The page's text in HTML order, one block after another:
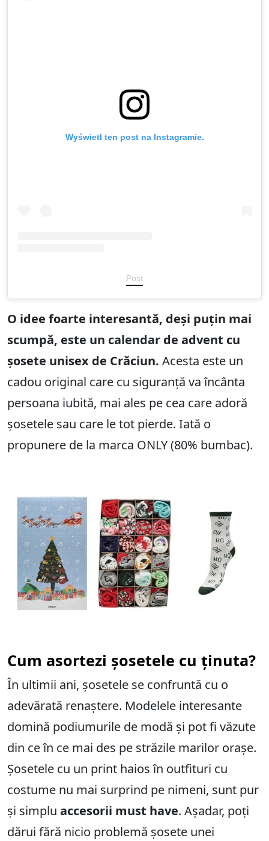
Wyświetl ten post na Instagramie.
Post
O idee foarte interesantă, deși puțin mai
scumpă, este un calendar de advent cu
șosete unisex de Crăciun. Acesta este un
cadou original care cu siguranță va încânta
persoana iubită, mai ales pe cea care adoră
șosetele sau care le tot pierde. Iată o
propunere de la marca ONLY (80% bumbac).
Cum asortezi șosetele cu ținuta?
În ultimii ani, șosetele se confruntă cu o
adevărată renaștere. Modelele interesante
domină podiumurile de modă și pot fi văzute
din ce în ce mai des pe străzile marilor orașe.
Șosetele cu un print haios în outfituri cu
costume nu mai surprind pe nimeni, sunt pur
și simplu accesorii must have. Așadar, poți
dărui fără nicio problemă șosete unei